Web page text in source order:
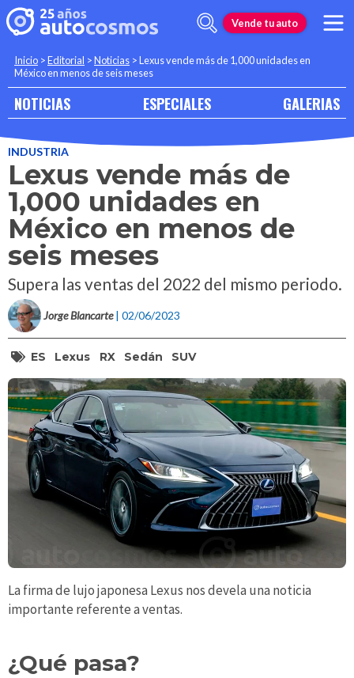
Vende tu auto
Inicio >Editorial >Noticias >Lexus vende más de 1,000 unidades en
México en menos de seis meses
NOTICIAS ESPECIALES GALERIAS
INDUSTRIA
Lexus vende más de
1,000 unidades en
México en menos de
seis meses
Supera las ventas del 2022 del mismo periodo.
Jorge Blancarte | 02/06/2023
ES Lexus RX Sedán SUV
La firma de lujo japonesa Lexus nos devela una noticia
importante referente a ventas.
¿Qué pasa?